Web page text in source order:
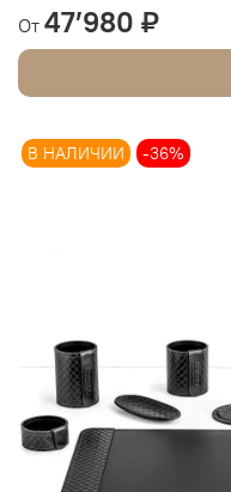
От 47’980 ₽
В НАЛИЧИИ -36%